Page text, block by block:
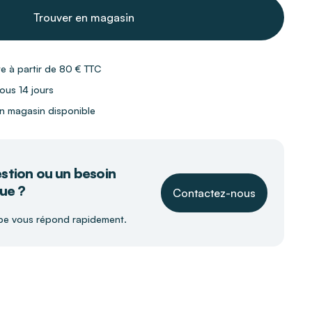
Trouver en magasin
à partir de 80 € TTC
14 jours
magasin disponible
ou un besoin
?
vous répond rapidement.
Contactez-nous